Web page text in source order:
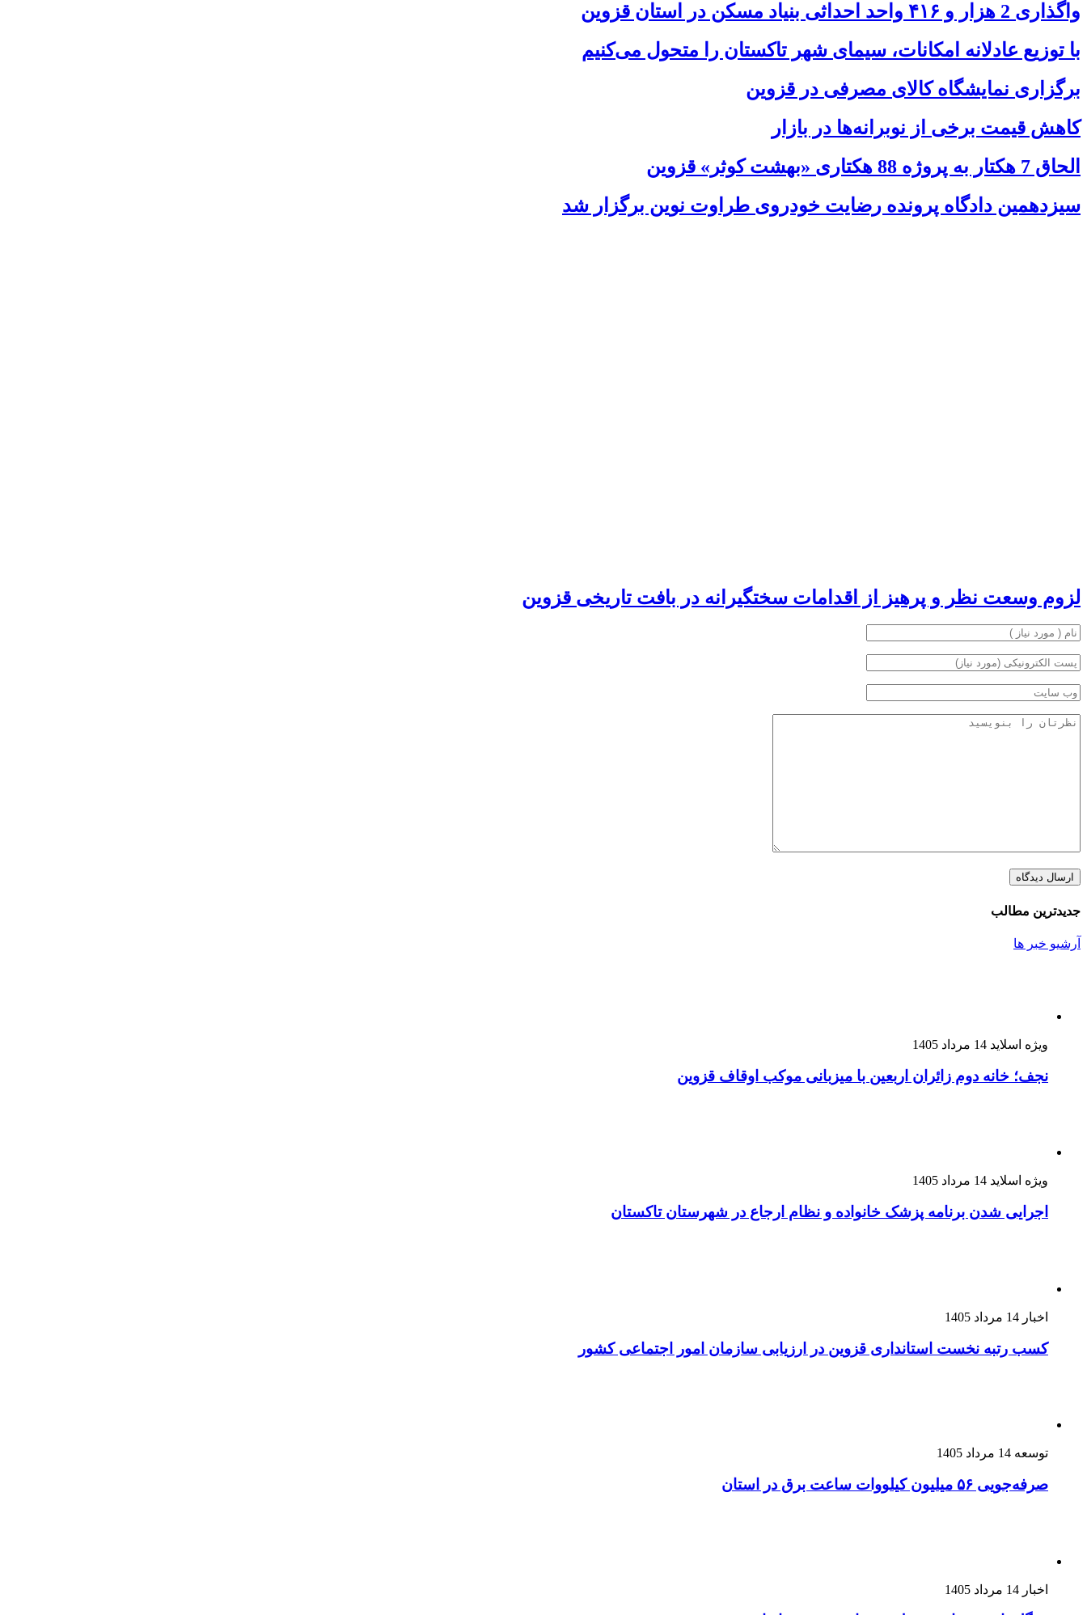
واگذاری 2 هزار و ۴۱۶ واحد احداثی بنیاد مسکن در استان قزوین
با توزیع عادلانه امکانات، سیمای شهر تاکستان را متحول می‌کنیم
برگزاری نمایشگاه کالای مصرفی در قزوین
کاهش قیمت برخی از نوبرانه‌ها در بازار
الحاق 7 هکتار به پروژه 88 هکتاری «بهشت کوثر» قزوین
سیزدهمین دادگاه پرونده رضایت خودروی طراوت‌ نوین برگزار شد
لزوم وسعت نظر و پرهیز از اقدامات سختگیرانه در بافت تاریخی قزوین
جدیدترین مطالب
آرشیو خبر ها
ویژه اسلاید 14 مرداد 1405
نجف؛ خانه دوم زائران اربعین با میزبانی موکب اوقاف قزوین
ویژه اسلاید 14 مرداد 1405
اجرایی شدن برنامه پزشک خانواده و نظام ارجاع در شهرستان تاکستان
اخبار 14 مرداد 1405
کسب رتبه نخست استانداری قزوین در ارزیابی سازمان امور اجتماعی کشور
توسعه 14 مرداد 1405
صرفه‌جویی ۵۶ میلیون کیلووات‌ ساعت برق در استان
اخبار 14 مرداد 1405